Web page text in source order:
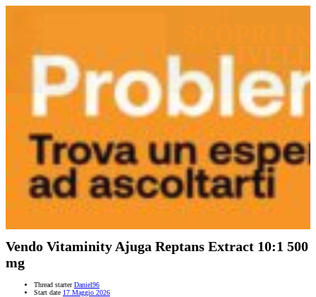
Vendo Vitaminity Ajuga Reptans Extract 10:1 500
mg
Thread starter Daniel96
Start date 17 Maggio 2026